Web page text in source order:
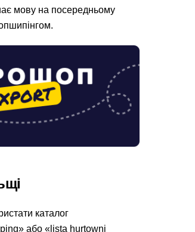
мову на посередньому
каталог
або «lista hurtowni